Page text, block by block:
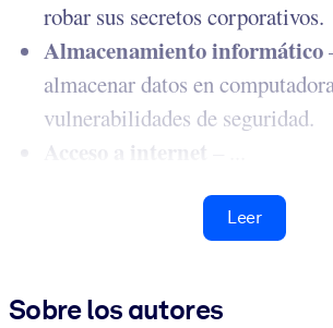
robar sus secretos corporativos.
Almacenamiento informático
almacenar datos en
vulnerabilidades de seguridad.
Acceso a internet
Leer
Sobre los autores